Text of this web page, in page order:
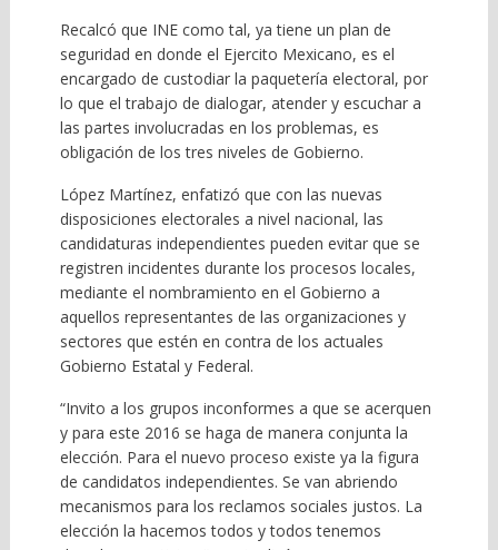
Recalcó que INE como tal, ya tiene un plan de
seguridad en donde el Ejercito Mexicano, es el
encargado de custodiar la paquetería electoral, por
lo que el trabajo de dialogar, atender y escuchar a
las partes involucradas en los problemas, es
obligación de los tres niveles de Gobierno.
López Martínez, enfatizó que con las nuevas
disposiciones electorales a nivel nacional, las
candidaturas independientes pueden evitar que se
registren incidentes durante los procesos locales,
mediante el nombramiento en el Gobierno a
aquellos representantes de las organizaciones y
sectores que estén en contra de los actuales
Gobierno Estatal y Federal.
“Invito a los grupos inconformes a que se acerquen
y para este 2016 se haga de manera conjunta la
elección. Para el nuevo proceso existe ya la figura
de candidatos independientes. Se van abriendo
mecanismos para los reclamos sociales justos. La
elección la hacemos todos y todos tenemos